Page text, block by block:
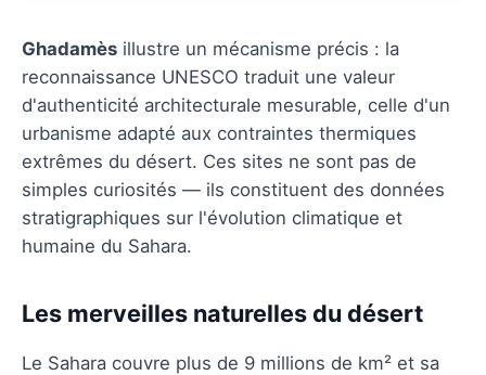
Ghadamès illustre un mécanisme précis : la
reconnaissance UNESCO traduit une valeur
d'authenticité architecturale mesurable, celle d'un
urbanisme adapté aux contraintes thermiques
extrêmes du désert. Ces sites ne sont pas de
simples curiosités — ils constituent des données
stratigraphiques sur l'évolution climatique et
humaine du Sahara.
Les merveilles naturelles du désert
Le Sahara couvre plus de 9 millions de km² et sa